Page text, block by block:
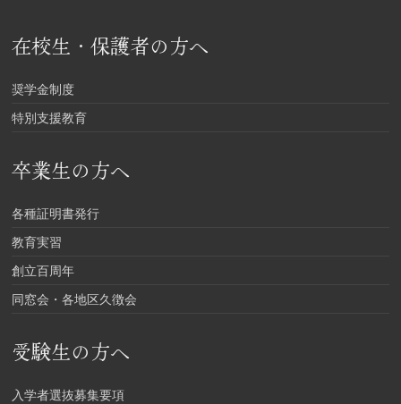
在校生・保護者の方へ
奨学金制度
特別支援教育
卒業生の方へ
各種証明書発行
教育実習
創立百周年
同窓会・各地区久徴会
受験生の方へ
入学者選抜募集要項